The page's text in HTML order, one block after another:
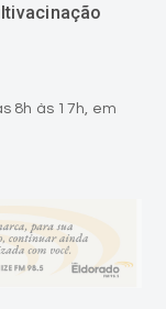
8h às 17h, em